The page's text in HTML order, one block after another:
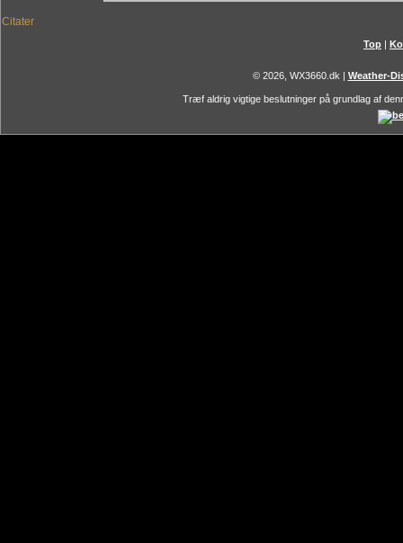
Citater
Top |
© 2026, WX3660.dk | Weather-
Træf aldrig vigtige beslutninger på grundlag af